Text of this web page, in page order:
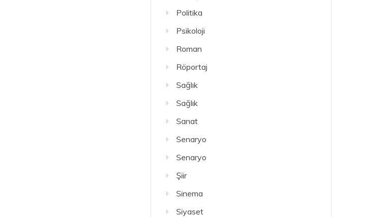
Politika
Psikoloji
Roman
Röportaj
Sağlık
Sağlık
Sanat
Senaryo
Senaryo
Şiir
Sinema
Siyaset